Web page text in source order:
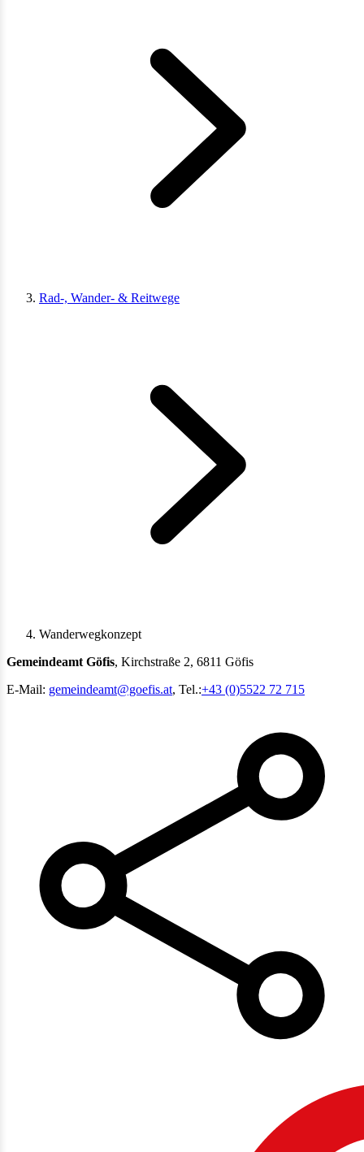
Rad-, Wander- & Reitwege
Wanderwegkonzept
Gemeindeamt Göfis, Kirchstraße 2, 6811 Göfis
E-Mail: gemeindeamt@goefis.at, Tel.:+43 (0)5522 72 715